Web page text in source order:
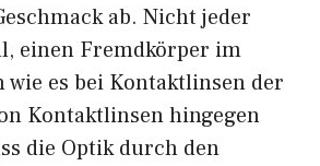
ab. Nicht jeder
einen Fremdkörper im
wie es bei Kontaktlinsen der
Kontaktlinsen hingegen
die Optik durch den